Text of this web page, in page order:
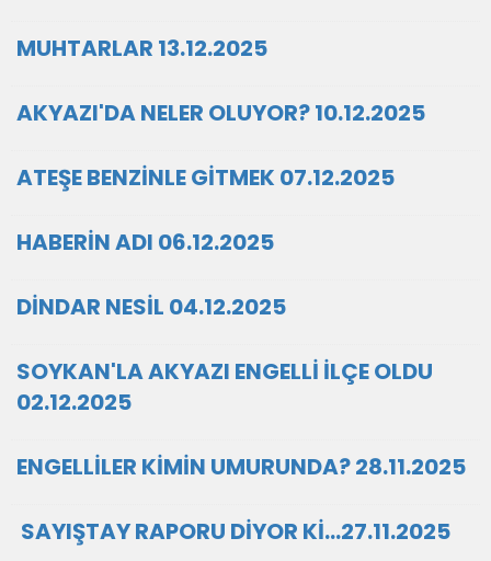
MUHTARLAR 13.12.2025
AKYAZI'DA NELER OLUYOR? 10.12.2025
ATEŞE BENZİNLE GİTMEK 07.12.2025
HABERİN ADI 06.12.2025
DİNDAR NESİL 04.12.2025
SOYKAN'LA AKYAZI ENGELLİ İLÇE OLDU
02.12.2025
ENGELLİLER KİMİN UMURUNDA? 28.11.2025
SAYIŞTAY RAPORU DİYOR Kİ…27.11.2025